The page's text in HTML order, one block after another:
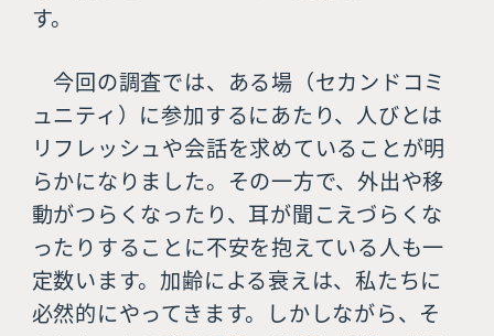
す。
今回の調査では、ある場（セカンドコミ
ュニティ）に参加するにあたり、人びとは
リフレッシュや会話を求めていることが明
らかになりました。その一方で、外出や移
動がつらくなったり、耳が聞こえづらくな
ったりすることに不安を抱えている人も一
定数います。加齢による衰えは、私たちに
必然的にやってきます。しかしながら、そ